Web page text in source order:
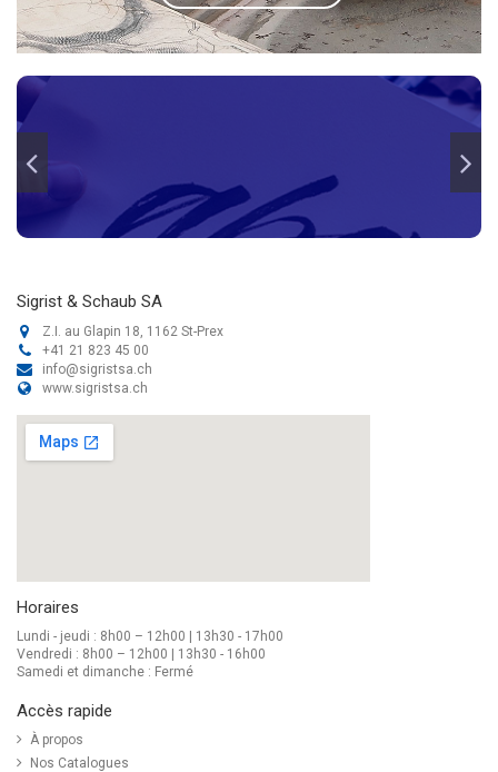
Sigrist & Schaub SA
Z.I. au Glapin 18, 1162 St-Prex
+41 21 823 45 00
info@sigristsa.ch
www.sigristsa.ch
Horaires
Lundi - jeudi : 8h00 – 12h00 | 13h30 - 17h00
Vendredi : 8h00 – 12h00 | 13h30 - 16h00
Samedi et dimanche : Fermé
Accès rapide
À propos
Nos Catalogues